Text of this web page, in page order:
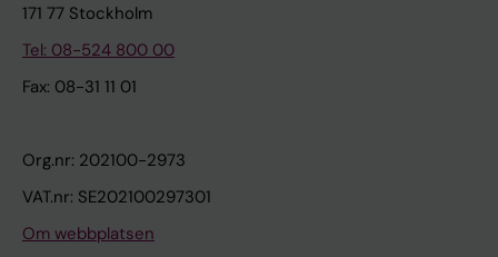
171 77 Stockholm
Tel: 08-524 800 00
Fax: 08-31 11 01
Org.nr: 202100-2973
VAT.nr: SE202100297301
Om webbplatsen